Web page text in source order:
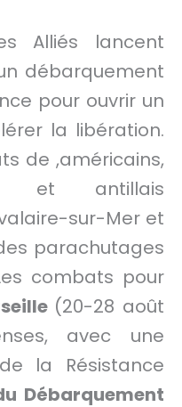
Alliés lancent
débarquement
pour ouvrir un
la libération.
de ,américains,
et antillais
sur-Mer et
parachutages
combats pour
(20-28 août
avec une
la Résistance
Débarquement